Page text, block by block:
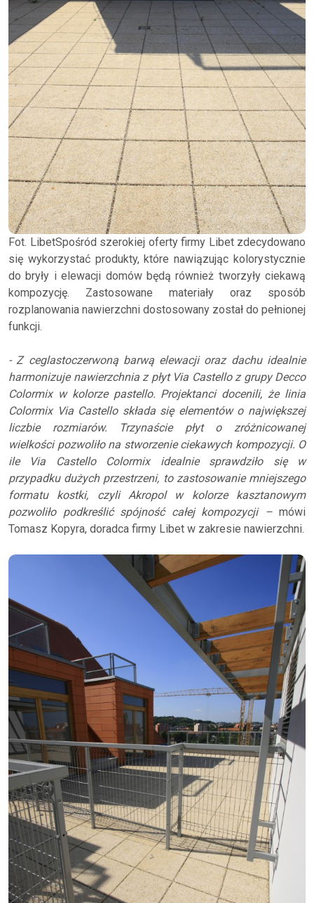
Fot. LibetSpośród szerokiej oferty firmy Libet zdecydowano
się wykorzystać produkty, które nawiązując kolorystycznie
do bryły i elewacji domów będą również tworzyły ciekawą
kompozycję. Zastosowane materiały oraz sposób
rozplanowania nawierzchni dostosowany został do pełnionej
funkcji.
- Z ceglastoczerwoną barwą elewacji oraz dachu idealnie
harmonizuje nawierzchnia z płyt Via Castello z grupy Decco
Colormix w kolorze pastello. Projektanci docenili, że linia
Colormix Via Castello składa się elementów o największej
liczbie rozmiarów. Trzynaście płyt o zróżnicowanej
wielkości pozwoliło na stworzenie ciekawych kompozycji. O
ile Via Castello Colormix idealnie sprawdziło się w
przypadku dużych przestrzeni, to zastosowanie mniejszego
formatu kostki, czyli Akropol w kolorze kasztanowym
pozwoliło podkreślić spójność całej kompozycji – mówi
Tomasz Kopyra, doradca firmy Libet w zakresie nawierzchni.